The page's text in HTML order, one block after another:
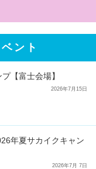
ント
【富士会場】
2026年7月15日
年夏サカイクキャン
2026年7月 7日